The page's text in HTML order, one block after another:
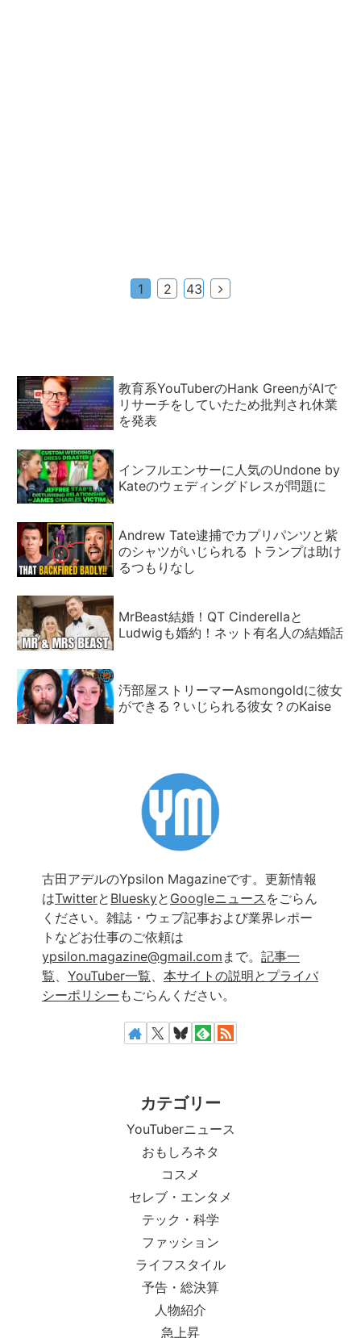
1 2 43
次
教育系YouTuberのHank GreenがAIで
リサーチをしていたため批判され休業
を発表
インフルエンサーに人気のUndone by
Kateのウェディングドレスが問題に
Andrew Tate逮捕でカプリパンツと紫
のシャツがいじられる トランプは助け
るつもりなし
MrBeast結婚！QT Cinderellaと
Ludwigも婚約！ネット有名人の結婚話
汚部屋ストリーマーAsmongoldに彼女
ができる？いじられる彼女？のKaise
古田アデルのYpsilon Magazineです。更新情報
はTwitterと Blueskyと Googleニュース をごらん
ください。雑誌・ウェブ記事および業界レポー
トなどお仕事のご依頼は
ypsilon.magazine@gmail.com まで。 記事一
覧、 YouTuber一覧、 本サイトの説明とプライバ
シーポリシー もごらんください。
カテゴリー
YouTuberニュース
おもしろネタ
コスメ
セレブ・エンタメ
テック・科学
ファッション
ライフスタイル
予告・総決算
人物紹介
急上昇